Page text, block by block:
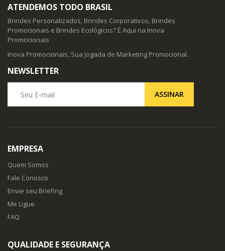
ATENDEMOS TODO BRASIL
Brindes Personalizados, Brindes Corporativos, Brindes
Promocionais e Brindes Ecológicos? É Aqui na Inova
Promocionais
Inova Promocionais, Sua Jogada de Marketing Promocional.
NEWSLETTER
ASSINAR
EMPRESA
Quem Somos
Fale Conosco
Envie seu Briefing
Me Ligue
FAQ
QUALIDADE E SEGURANÇA